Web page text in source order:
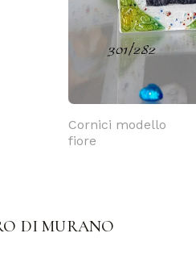
Cornici modello
fiore
DI MURANO